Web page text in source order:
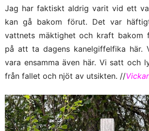
Jag har faktiskt aldrig varit vid ett
kan gå bakom förut. Det var
vattnets mäktighet och kraft bakom
på att ta dagens kanelgiffelfika här.
vara ensamma även här. Vi satt och
från fallet och njöt av utsikten. //